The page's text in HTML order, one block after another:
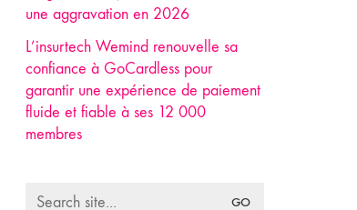
une aggravation en 2026
L’insurtech Wemind renouvelle sa
confiance à GoCardless pour
garantir une expérience de paiement
fluide et fiable à ses 12 000
membres
Search